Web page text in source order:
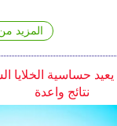
المزيد
حساسية الخلايا
نتائج واعدة